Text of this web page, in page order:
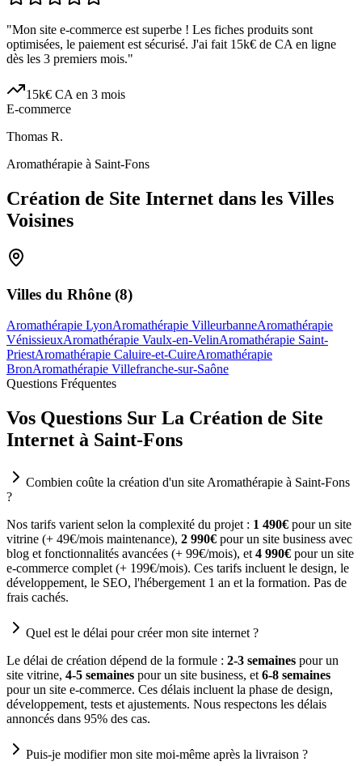
"Mon site e-commerce est superbe ! Les fiches produits sont
optimisées, le paiement est sécurisé. J'ai fait 15k€ de CA en ligne
dès les 3 premiers mois."
15k€ CA en 3 mois
E-commerce
Thomas R.
Aromathérapie à Saint-Fons
Création de Site Internet dans les Villes
Voisines
Villes du Rhône (8)
Aromathérapie LyonAromathérapie VilleurbanneAromathérapie
VénissieuxAromathérapie Vaulx-en-VelinAromathérapie Saint-
PriestAromathérapie Caluire-et-CuireAromathérapie
BronAromathérapie Villefranche-sur-Saône
Questions Fréquentes
Vos Questions Sur La Création de Site
Internet à Saint-Fons
Combien coûte la création d'un site Aromathérapie à Saint-Fons
?
Nos tarifs varient selon la complexité du projet : 1 490€ pour un site
vitrine (+ 49€/mois maintenance), 2 990€ pour un site business avec
blog et fonctionnalités avancées (+ 99€/mois), et 4 990€ pour un site
e-commerce complet (+ 199€/mois). Ces tarifs incluent le design, le
développement, le SEO, l'hébergement 1 an et la formation. Pas de
frais cachés.
Quel est le délai pour créer mon site internet ?
Le délai de création dépend de la formule : 2-3 semaines pour un
site vitrine, 4-5 semaines pour un site business, et 6-8 semaines
pour un site e-commerce. Ces délais incluent la phase de design,
développement, tests et ajustements. Nous respectons les délais
annoncés dans 95% des cas.
Puis-je modifier mon site moi-même après la livraison ?